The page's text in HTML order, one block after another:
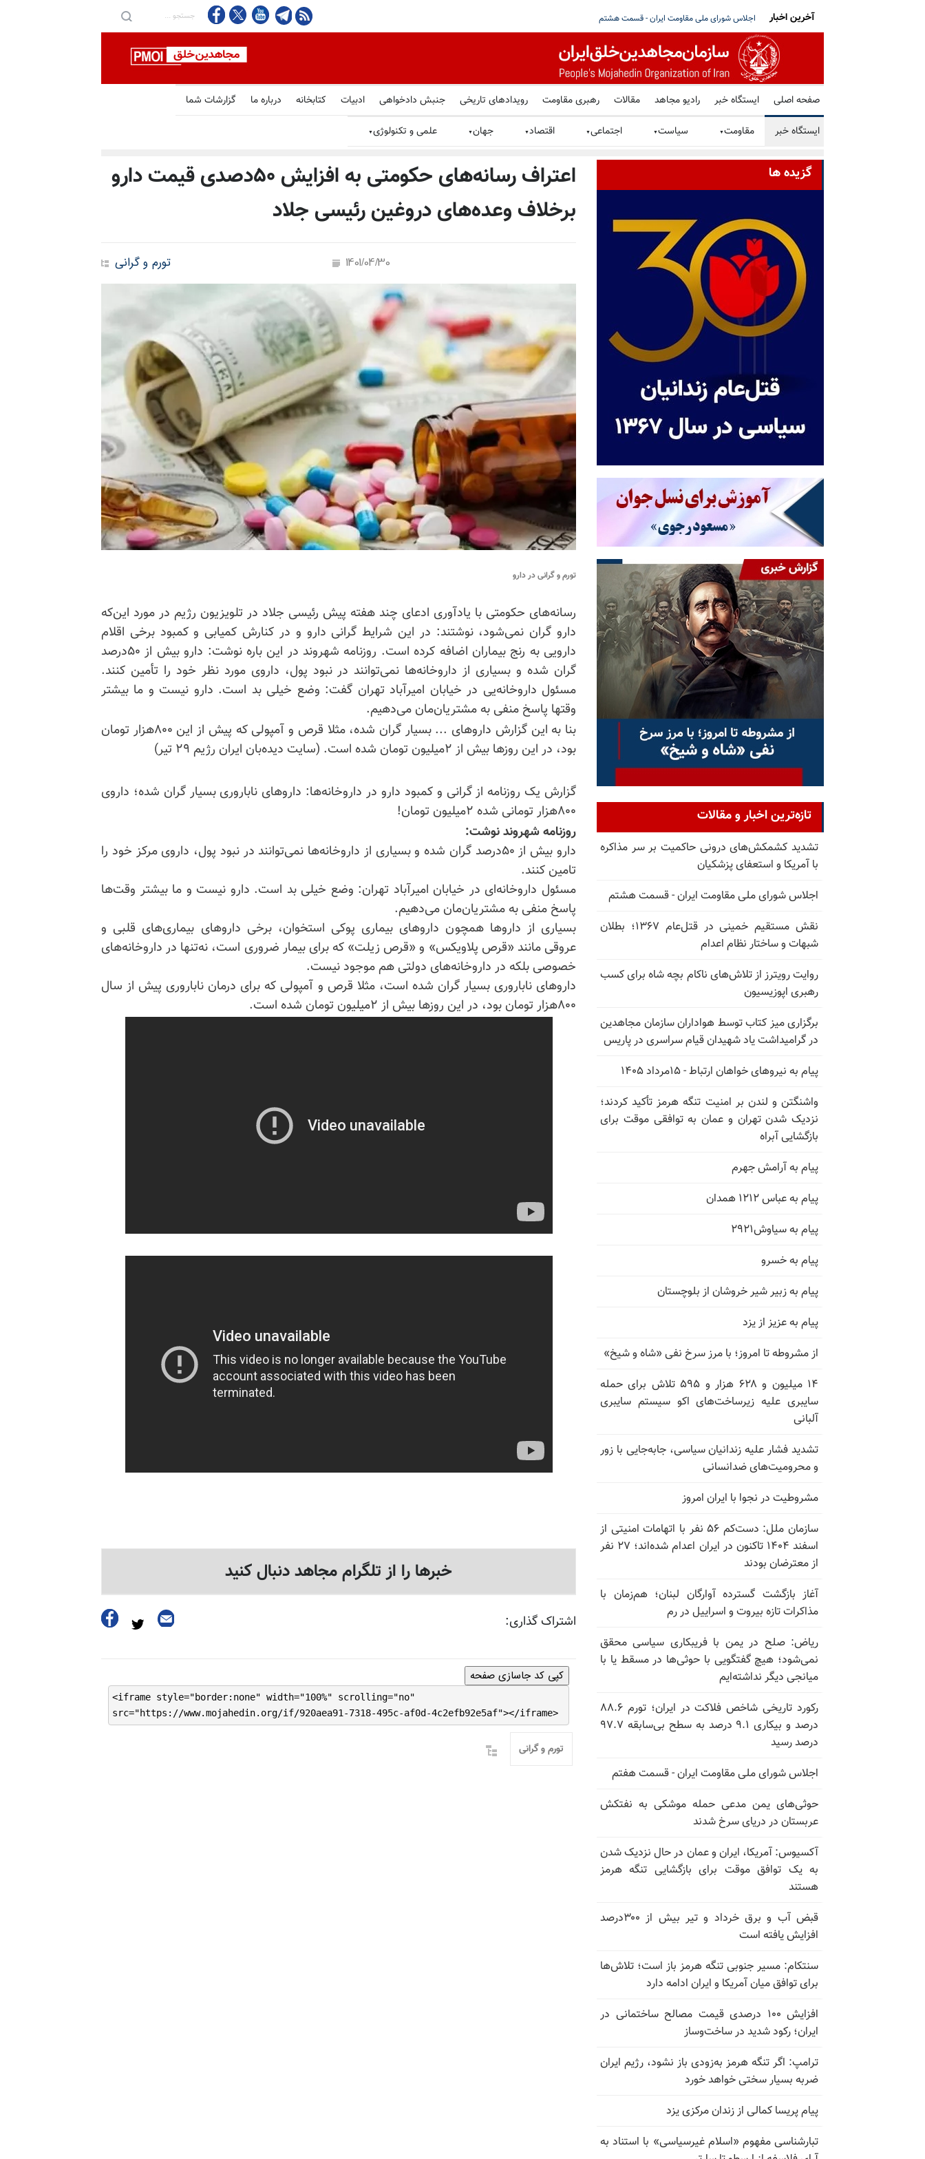
برگزاری میز کتاب توسط هواداران سازمان مجاهدین در گرامیداشت یاد شهیدان قیام سراسری در پاریس هرمز تأکید کردند؛ نزدیک شدن تهران و عمان به
آخرین اخبار
صفحه اصلی ایستگاه خبر رادیو مجاهد مقالات رهبری مقاومت رویدادهای تاریخی جنبش دادخواهی ادبیات کتابخانه درباره ما گزارشات شما
ایستگاه خبر مقاومت▼ سیاست▼ اجتماعی▼ اقتصاد▼ جهان▼ علمی و تکنولوژی▼
اعتراف رسانه‌های حکومتی به افزایش ۵۰دصدی قیمت دارو
برخلاف وعده‌های دروغین رئیسی جلاد
تورم و گرانی 1401/04/30
تورم و گرانی در دارو
رسانه‌های حکومتی با یادآوری ادعای چند هفته پیش رئیسی جلاد در تلویزیون رژیم در مورد این‌که
دارو گران نمی‌شود، نوشتند: در این شرایط گرانی دارو و در کنارش کمیابی و کمبود برخی اقلام
دارویی به رنج بیماران اضافه کرده است. روزنامه شهروند در این باره نوشت: دارو بیش از ۵۰درصد
گران شده و بسیاری از داروخانه‌ها نمی‌توانند در نبود پول، داروی مورد نظر خود را تأمین کنند.
مسئول داروخانه‌یی در خیابان امیرآباد تهران گفت: وضع خیلی بد است. دارو نیست و ما بیشتر
وقتها پاسخ منفی به مشتریان‌مان می‌دهیم.
بنا به این گزارش داروهای ... بسیار گران شده، مثلا قرص و آمپولی که پیش از این ۸۰۰هزار تومان
بود، در این روزها بیش از ۲میلیون تومان شده است. (سایت دیده‌بان ایران رژیم ۲۹ تیر)
گزارش یک روزنامه از گرانی و کمبود دارو در داروخانه‌ها: داروهای ناباروری بسیار گران شده؛ داروی
۸۰۰هزار تومانی شده ۲میلیون تومان!
روزنامه شهروند نوشت:
دارو بیش از ۵۰درصد گران شده و بسیاری از داروخانه‌ها نمی‌توانند در نبود پول، داروی مرکز خود را
تامین کنند.
مسئول داروخانه‌ای در خیابان امیرآباد تهران: وضع خیلی بد است. دارو نیست و ما بیشتر وقت‌ها
پاسخ منفی به مشتریان‌مان می‌دهیم.
بسیاری از داروها همچون داروهای بیماری پوکی استخوان، برخی داروهای بیماری‌های قلبی و
عروقی مانند «قرص پلاویکس» و «قرص زیلت» که برای بیمار ضروری است، نه‌تنها در داروخانه‌های
خصوصی بلکه در داروخانه‌های دولتی هم موجود نیست.
داروهای ناباروری بسیار گران شده است، مثلا قرص و آمپولی که برای درمان ناباروری پیش از سال
۸۰۰هزار تومان بود، در این روزها بیش از ۲میلیون تومان شده است.
خبرها را از تلگرام مجاهد دنبال کنید
اشتراک گذاری:
کپی کد جاسازی صفحه
<iframe style="border:none" width="100%" scrolling="no"
src="https://www.mojahedin.org/if/920aea91-7318-495c-af0d-4c2efb92e5af"></iframe>
تورم و گرانی
گزیده ها
تازه‌ترین اخبار و مقالات
تشدید کشمکش‌های درونی حاکمیت بر سر مذاکره
با آمریکا و استعفای پزشکیان
اجلاس شورای ملی مقاومت ایران - قسمت هشتم
نقش مستقیم خمینی در قتل‌عام ۱۳۶۷؛ بطلان
شبهات و ساختار نظام اعدام
روایت رویترز از تلاش‌های ناکام بچه شاه برای کسب
رهبری اپوزیسیون
برگزاری میز کتاب توسط هواداران سازمان مجاهدین
در گرامیداشت یاد شهیدان قیام سراسری در پاریس
پیام به نیروهای خواهان ارتباط - ۱۵مرداد ۱۴۰۵
واشنگتن و لندن بر امنیت تنگه هرمز تأکید کردند؛
نزدیک شدن تهران و عمان به توافقی موقت برای
بازگشایی آبراه
پیام به آرامش جهرم
پیام به عباس ۱۲۱۲ همدان
پیام به سیاوش۲۹۲۱
پیام به خسرو
پیام به زبیر شیر خروشان از بلوچستان
پیام به عزیز از یزد
از مشروطه تا امروز؛ با مرز سرخ نفی «شاه و شیخ»
۱۴ میلیون و ۶۲۸ هزار و ۵۹۵ تلاش برای حمله
سایبری علیه زیرساخت‌های اکو سیستم سایبری
آلبانی
تشدید فشار علیه زندانیان سیاسی، جابه‌جایی با زور
و محرومیت‌های ضدانسانی
مشروطیت در نجوا با ایران امروز
سازمان ملل: دست‌کم ۵۶ نفر با اتهامات امنیتی از
اسفند ۱۴۰۴ تاکنون در ایران اعدام شده‌اند؛ ۲۷ نفر
از معترضان بودند
آغاز بازگشت گسترده آوارگان لبنان؛ هم‌زمان با
مذاکرات تازه بیروت و اسراییل در رم
ریاض: صلح در یمن با فریبکاری سیاسی محقق
نمی‌شود؛ هیچ گفتگویی با حوثی‌ها در مسقط یا با
میانجی دیگر نداشته‌ایم
رکورد تاریخی شاخص فلاکت در ایران؛ تورم ۸۸.۶
درصد و بیکاری ۹.۱ درصد به سطح بی‌سابقه ۹۷.۷
درصد رسید
اجلاس شورای ملی مقاومت ایران - قسمت هفتم
حوثی‌های یمن مدعی حمله موشکی به نفتکش
عربستان در دریای سرخ شدند
آکسیوس: آمریکا، ایران و عمان در حال نزدیک شدن
به یک توافق موقت برای بازگشایی تنگه هرمز
هستند
قبض آب و برق خرداد و تیر بیش از ۳۰۰درصد
افزایش یافته است
سنتکام: مسیر جنوبی تنگه هرمز باز است؛ تلاش‌ها
برای توافق میان آمریکا و ایران ادامه دارد
افزایش ۱۰۰ درصدی قیمت مصالح ساختمانی در
ایران؛ رکود شدید در ساخت‌وساز
ترامپ: اگر تنگه هرمز به‌زودی باز نشود، رژیم ایران
ضربه بسیار سختی خواهد خورد
پیام پریسا کمالی از زندان مرکزی یزد
تبارشناسی مفهوم «اسلام غیرسیاسی» با استناد به